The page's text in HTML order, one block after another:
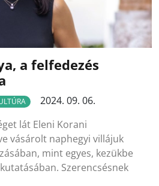
a felfedezés
2024. 09. 06.
lát Eleni Korani
vásárolt naphegyi villájuk
mint egyes, kezükbe
Szerencsésnek